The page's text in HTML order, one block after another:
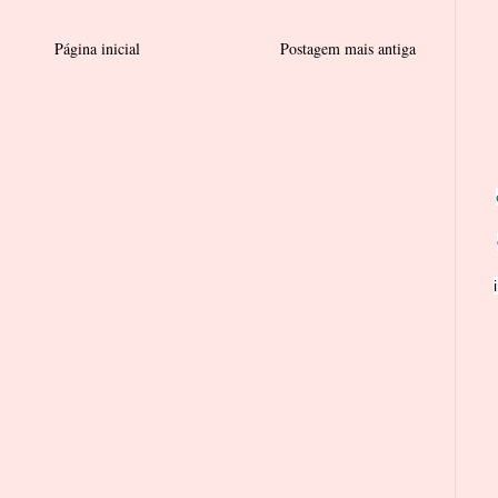
Postagem mais antiga
Página inicial